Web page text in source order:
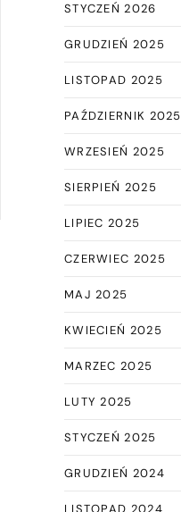
STYCZEŃ 2026
GRUDZIEŃ 2025
LISTOPAD 2025
PAŹDZIERNIK 2025
WRZESIEŃ 2025
SIERPIEŃ 2025
LIPIEC 2025
CZERWIEC 2025
MAJ 2025
KWIECIEŃ 2025
MARZEC 2025
LUTY 2025
STYCZEŃ 2025
GRUDZIEŃ 2024
LISTOPAD 2024